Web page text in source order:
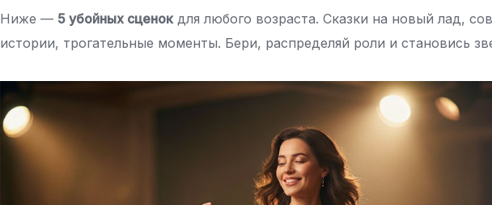
Ниже — 5 убойных сценокдля любого возраста. Сказки на новый лад,
истории, трогательные моменты. Бери, распределяй роли и становись